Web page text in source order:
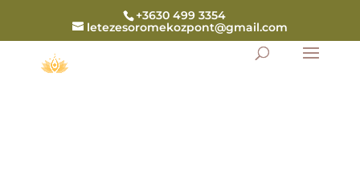
+3630 499 3354
letezesoromekozpont@gmail.com